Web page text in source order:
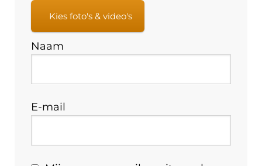
Kies foto's & video's
Naam
E-mail